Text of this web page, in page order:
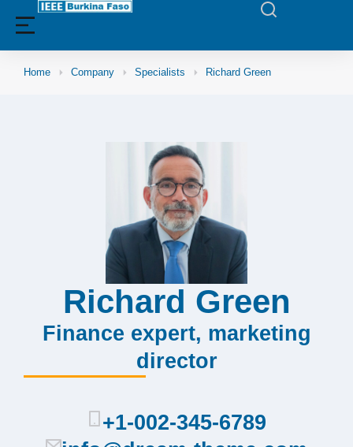
Home Company Specialists Richard Green
Richard Green
Finance expert, marketing
director
+1-002-345-6789